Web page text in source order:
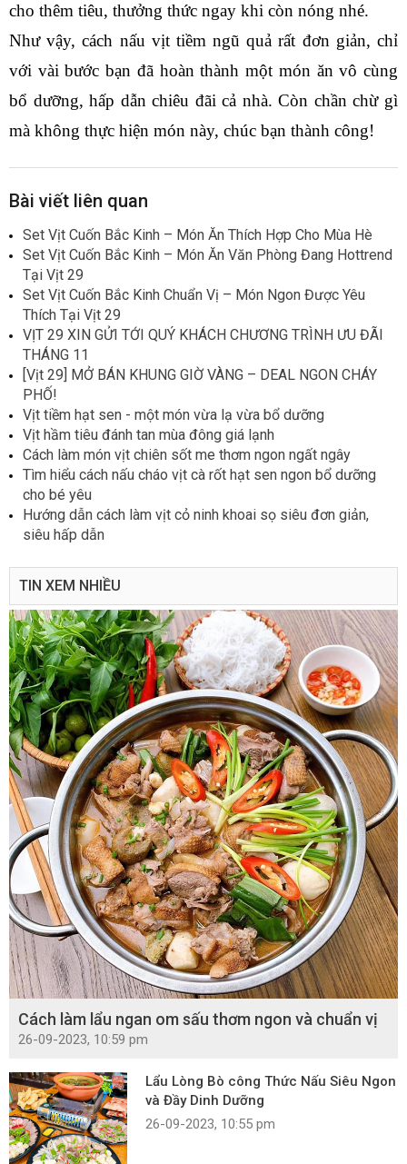
cho thêm tiêu, thưởng thức ngay khi còn nóng nhé.
Như vậy, cách nấu vịt tiềm ngũ quả rất đơn giản, chỉ
với vài bước bạn đã hoàn thành một món ăn vô cùng
bổ dưỡng, hấp dẫn chiêu đãi cả nhà. Còn chần chừ gì
mà không thực hiện món này, chúc bạn thành công!
Bài viết liên quan
Set Vịt Cuốn Bắc Kinh – Món Ăn Thích Hợp Cho Mùa Hè
Set Vịt Cuốn Bắc Kinh – Món Ăn Văn Phòng Đang Hottrend
Tại Vịt 29
Set Vịt Cuốn Bắc Kinh Chuẩn Vị – Món Ngon Được Yêu
Thích Tại Vịt 29
VỊT 29 XIN GỬI TỚI QUÝ KHÁCH CHƯƠNG TRÌNH ƯU ĐÃI
THÁNG 11
[Vịt 29] MỞ BÁN KHUNG GIỜ VÀNG – DEAL NGON CHÁY
PHỐ!
Vịt tiềm hạt sen - một món vừa lạ vừa bổ dưỡng
Vịt hầm tiêu đánh tan mùa đông giá lạnh
Cách làm món vịt chiên sốt me thơm ngon ngất ngây
Tìm hiểu cách nấu cháo vịt cà rốt hạt sen ngon bổ dưỡng
cho bé yêu
Hướng dẫn cách làm vịt cỏ ninh khoai sọ siêu đơn giản,
siêu hấp dẫn
TIN XEM NHIỀU
Cách làm lẩu ngan om sấu thơm ngon và chuẩn vị
26-09-2023, 10:59 pm
Lẩu Lòng Bò công Thức Nấu Siêu Ngon
và Đầy Dinh Dưỡng
26-09-2023, 10:55 pm